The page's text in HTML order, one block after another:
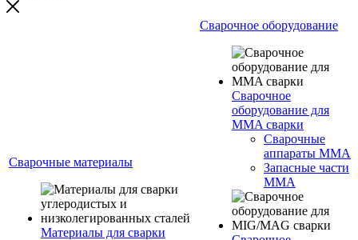
Сварочные материалы
Материалы для сварки
Сварочное оборудование
Сварочное
оборудование для
MMA сварки
Сварочные
аппараты MMA
Запасные части
MMA